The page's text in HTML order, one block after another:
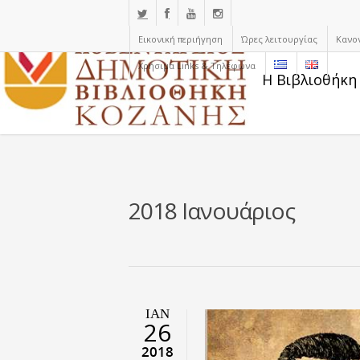
Εικονική περιήγηση Ώρες λειτουργίας
Χρήσιμα Links & Τηλέφωνα
Η
2018 Ιανουάριος
ΙΑΝ
26
2018